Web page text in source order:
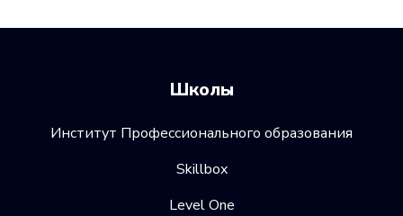
Школы
Институт Профессионального образования
Skillbox
Level One